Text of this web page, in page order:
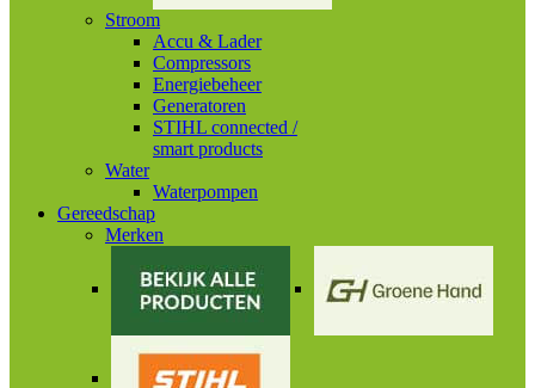
Stroom
Accu & Lader
Compressors
Energiebeheer
Generatoren
STIHL connected /
smart products
Water
Waterpompen
Gereedschap
Merken